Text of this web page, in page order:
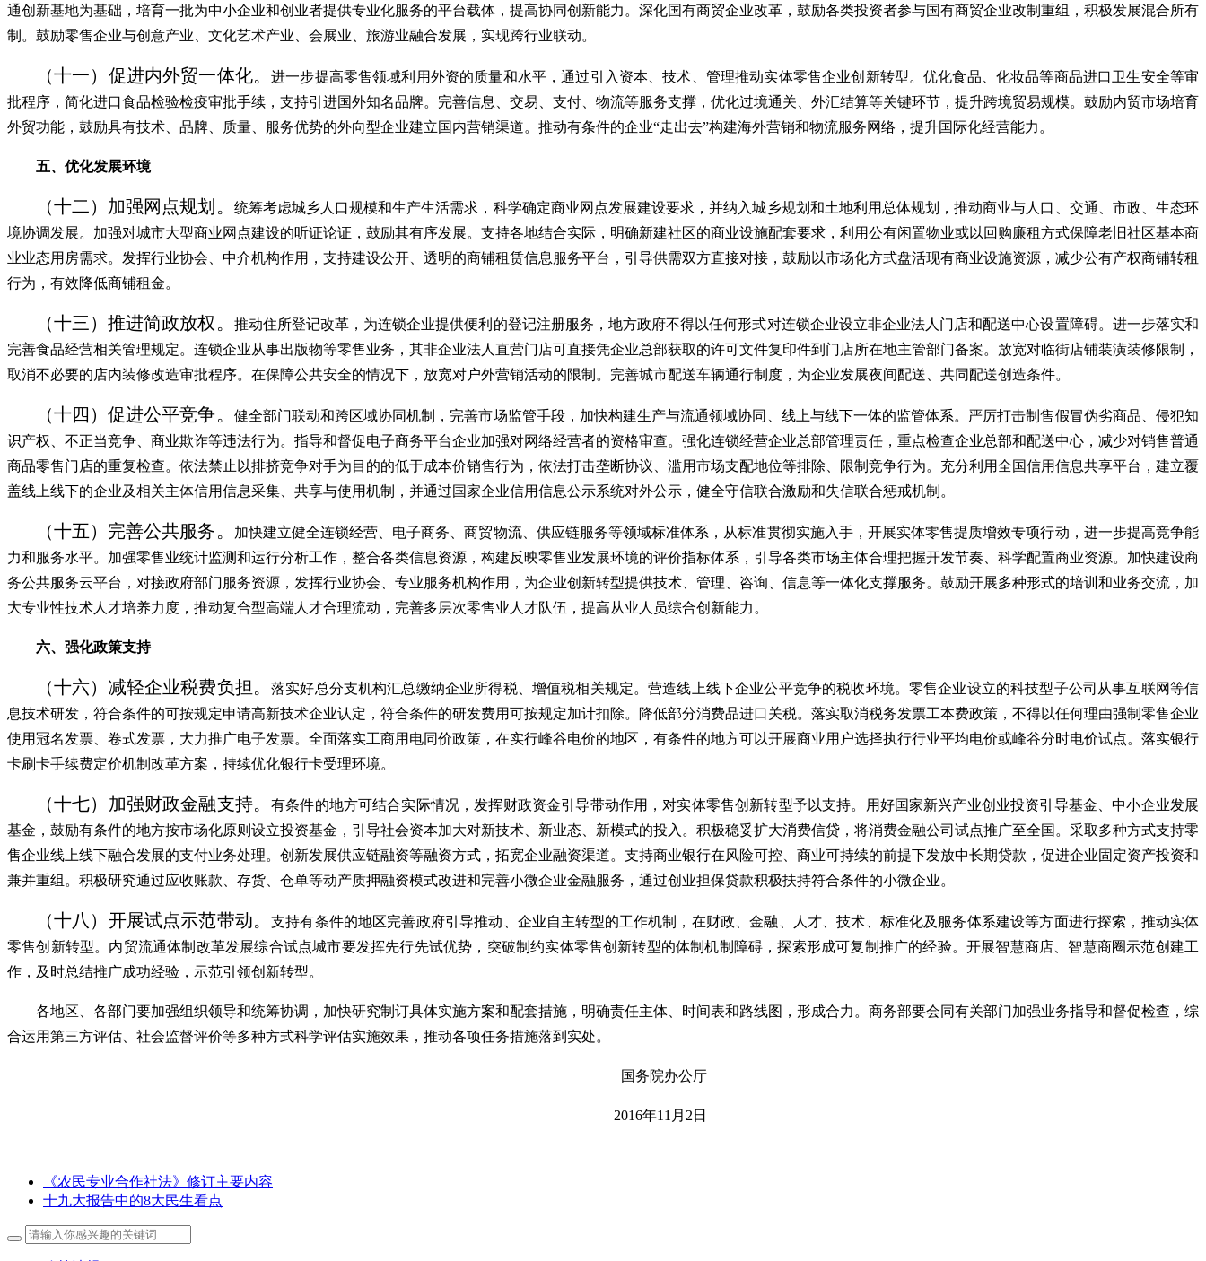
通创新基地为基础，培育一批为中小企业和创业者提供专业化服务的平台载体，提高协同创新能力。深化国有商贸企业改革，鼓励各类投资者参与国有商贸企业改制重组，积极发展混合所有
制。鼓励零售企业与创意产业、文化艺术产业、会展业、旅游业融合发展，实现跨行业联动。
（十一）促进内外贸一体化。进一步提高零售领域利用外资的质量和水平，通过引入资本、技术、管理推动实体零售企业创新转型。优化食品、化妆品等商品进口卫生安全等审
批程序，简化进口食品检验检疫审批手续，支持引进国外知名品牌。完善信息、交易、支付、物流等服务支撑，优化过境通关、外汇结算等关键环节，提升跨境贸易规模。鼓励内贸市场培育
外贸功能，鼓励具有技术、品牌、质量、服务优势的外向型企业建立国内营销渠道。推动有条件的企业“走出去”构建海外营销和物流服务网络，提升国际化经营能力。
五、优化发展环境
（十二）加强网点规划。
统筹考虑城乡人口规模和生产生活需求，科学确定商业网点发展建设要求，并纳入城乡规划和土地利用总体规划，推动商业与人口、交通、市政、生态环
境协调发展。加强对城市大型商业网点建设的听证论证，鼓励其有序发展。支持各地结合实际，明确新建社区的商业设施配套要求，利用公有闲置物业或以回购廉租方式保障老旧社区基本商
业业态用房需求。发挥行业协会、中介机构作用，支持建设公开、透明的商铺租赁信息服务平台，引导供需双方直接对接，鼓励以市场化方式盘活现有商业设施资源，减少公有产权商铺转租
行为，有效降低商铺租金。
（十三）推进简政放权。
推动住所登记改革，为连锁企业提供便利的登记注册服务，地方政府不得以任何形式对连锁企业设立非企业法人门店和配送中心设置障碍。进一步落实和
完善食品经营相关管理规定。连锁企业从事出版物等零售业务，其非企业法人直营门店可直接凭企业总部获取的许可文件复印件到门店所在地主管部门备案。放宽对临街店铺装潢装修限制，
取消不必要的店内装修改造审批程序。在保障公共安全的情况下，放宽对户外营销活动的限制。完善城市配送车辆通行制度，为企业发展夜间配送、共同配送创造条件。
（十四）促进公平竞争。
健全部门联动和跨区域协同机制，完善市场监管手段，加快构建生产与流通领域协同、线上与线下一体的监管体系。严厉打击制售假冒伪劣商品、侵犯知
识产权、不正当竞争、商业欺诈等违法行为。指导和督促电子商务平台企业加强对网络经营者的资格审查。强化连锁经营企业总部管理责任，重点检查企业总部和配送中心，减少对销售普通
商品零售门店的重复检查。依法禁止以排挤竞争对手为目的的低于成本价销售行为，依法打击垄断协议、滥用市场支配地位等排除、限制竞争行为。充分利用全国信用信息共享平台，建立覆
盖线上线下的企业及相关主体信用信息采集、共享与使用机制，并通过国家企业信用信息公示系统对外公示，健全守信联合激励和失信联合惩戒机制。
（十五）完善公共服务。
加快建立健全连锁经营、电子商务、商贸物流、供应链服务等领域标准体系，从标准贯彻实施入手，开展实体零售提质增效专项行动，进一步提高竞争能
力和服务水平。加强零售业统计监测和运行分析工作，整合各类信息资源，构建反映零售业发展环境的评价指标体系，引导各类市场主体合理把握开发节奏、科学配置商业资源。加快建设商
务公共服务云平台，对接政府部门服务资源，发挥行业协会、专业服务机构作用，为企业创新转型提供技术、管理、咨询、信息等一体化支撑服务。鼓励开展多种形式的培训和业务交流，加
大专业性技术人才培养力度，推动复合型高端人才合理流动，完善多层次零售业人才队伍，提高从业人员综合创新能力。
六、强化政策支持
（十六）减轻企业税费负担。落实好总分支机构汇总缴纳企业所得税、增值税相关规定。营造线上线下企业公平竞争的税收环境。零售企业设立的科技型子公司从事互联网等信
息技术研发，符合条件的可按规定申请高新技术企业认定，符合条件的研发费用可按规定加计扣除。降低部分消费品进口关税。落实取消税务发票工本费政策，不得以任何理由强制零售企业
使用冠名发票、卷式发票，大力推广电子发票。全面落实工商用电同价政策，在实行峰谷电价的地区，有条件的地方可以开展商业用户选择执行行业平均电价或峰谷分时电价试点。落实银行
卡刷卡手续费定价机制改革方案，持续优化银行卡受理环境。
（十七）加强财政金融支持。有条件的地方可结合实际情况，发挥财政资金引导带动作用，对实体零售创新转型予以支持。用好国家新兴产业创业投资引导基金、中小企业发展
基金，鼓励有条件的地方按市场化原则设立投资基金，引导社会资本加大对新技术、新业态、新模式的投入。积极稳妥扩大消费信贷，将消费金融公司试点推广至全国。采取多种方式支持零
售企业线上线下融合发展的支付业务处理。创新发展供应链融资等融资方式，拓宽企业融资渠道。支持商业银行在风险可控、商业可持续的前提下发放中长期贷款，促进企业固定资产投资和
兼并重组。积极研究通过应收账款、存货、仓单等动产质押融资模式改进和完善小微企业金融服务，通过创业担保贷款积极扶持符合条件的小微企业。
（十八）开展试点示范带动。支持有条件的地区完善政府引导推动、企业自主转型的工作机制，在财政、金融、人才、技术、标准化及服务体系建设等方面进行探索，推动实体
零售创新转型。内贸流通体制改革发展综合试点城市要发挥先行先试优势，突破制约实体零售创新转型的体制机制障碍，探索形成可复制推广的经验。开展智慧商店、智慧商圈示范创建工
作，及时总结推广成功经验，示范引领创新转型。
各地区、各部门要加强组织领导和统筹协调，加快研究制订具体实施方案和配套措施，明确责任主体、时间表和路线图，形成合力。商务部要会同有关部门加强业务指导和督促检查，综
合运用第三方评估、社会监督评价等多种方式科学评估实施效果，推动各项任务措施落到实处。
国务院办公厅
2016年11月2日
《农民专业合作社法》修订主要内容
十九大报告中的8大民生看点